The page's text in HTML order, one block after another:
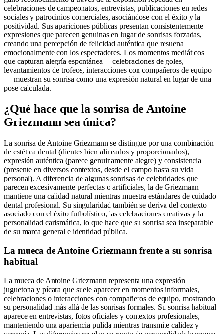
celebraciones de campeonatos, entrevistas, publicaciones en redes
sociales y patrocinios comerciales, asociándose con el éxito y la
positividad. Sus apariciones públicas presentan consistentemente
expresiones que parecen genuinas en lugar de sonrisas forzadas,
creando una percepción de felicidad auténtica que resuena
emocionalmente con los espectadores. Los momentos mediáticos
que capturan alegría espontánea —celebraciones de goles,
levantamientos de trofeos, interacciones con compañeros de equipo
— muestran su sonrisa como una expresión natural en lugar de una
pose calculada.
¿Qué hace que la sonrisa de Antoine
Griezmann sea única?
La sonrisa de Antoine Griezmann se distingue por una combinación
de estética dental (dientes bien alineados y proporcionados),
expresión auténtica (parece genuinamente alegre) y consistencia
(presente en diversos contextos, desde el campo hasta su vida
personal). A diferencia de algunas sonrisas de celebridades que
parecen excesivamente perfectas o artificiales, la de Griezmann
mantiene una calidad natural mientras muestra estándares de cuidado
dental profesional. Su singularidad también se deriva del contexto
asociado con el éxito futbolístico, las celebraciones creativas y la
personalidad carismática, lo que hace que su sonrisa sea inseparable
de su marca general e identidad pública.
La mueca de Antoine Griezmann frente a su sonrisa
habitual
La mueca de Antoine Griezmann representa una expresión
juguetona y pícara que suele aparecer en momentos informales,
celebraciones o interacciones con compañeros de equipo, mostrando
su personalidad más allá de las sonrisas formales. Su sonrisa habitual
aparece en entrevistas, fotos oficiales y contextos profesionales,
manteniendo una apariencia pulida mientras transmite calidez y